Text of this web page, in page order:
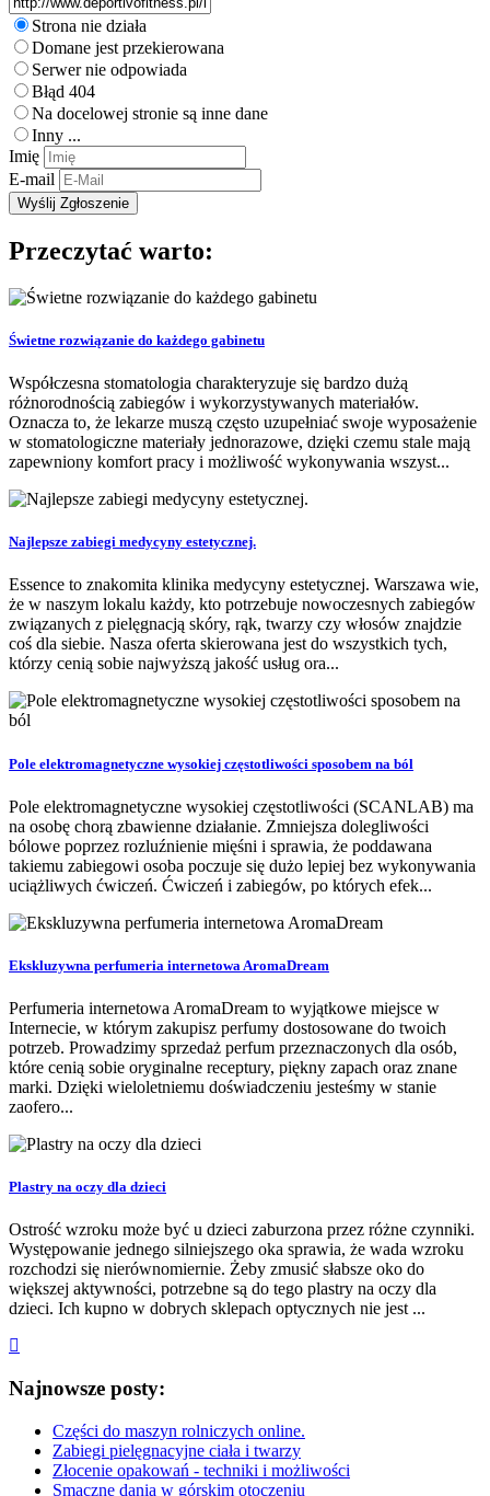
Strona nie działa
Domane jest przekierowana
Serwer nie odpowiada
Błąd 404
Na docelowej stronie są inne dane
Inny ...
Imię
E-mail
Przeczytać warto:
Świetne rozwiązanie do każdego gabinetu
Współczesna stomatologia charakteryzuje się bardzo dużą
różnorodnością zabiegów i wykorzystywanych materiałów.
Oznacza to, że lekarze muszą często uzupełniać swoje wyposażenie
w stomatologiczne materiały jednorazowe, dzięki czemu stale mają
zapewniony komfort pracy i możliwość wykonywania wszyst...
Najlepsze zabiegi medycyny estetycznej.
Essence to znakomita klinika medycyny estetycznej. Warszawa wie,
że w naszym lokalu każdy, kto potrzebuje nowoczesnych zabiegów
związanych z pielęgnacją skóry, rąk, twarzy czy włosów znajdzie
coś dla siebie. Nasza oferta skierowana jest do wszystkich tych,
którzy cenią sobie najwyższą jakość usług ora...
Pole elektromagnetyczne wysokiej częstotliwości sposobem na ból
Pole elektromagnetyczne wysokiej częstotliwości (SCANLAB) ma
na osobę chorą zbawienne działanie. Zmniejsza dolegliwości
bólowe poprzez rozluźnienie mięśni i sprawia, że poddawana
takiemu zabiegowi osoba poczuje się dużo lepiej bez wykonywania
uciążliwych ćwiczeń. Ćwiczeń i zabiegów, po których efek...
Ekskluzywna perfumeria internetowa AromaDream
Perfumeria internetowa AromaDream to wyjątkowe miejsce w
Internecie, w którym zakupisz perfumy dostosowane do twoich
potrzeb. Prowadzimy sprzedaż perfum przeznaczonych dla osób,
które cenią sobie oryginalne receptury, piękny zapach oraz znane
marki. Dzięki wieloletniemu doświadczeniu jesteśmy w stanie
zaofero...
Plastry na oczy dla dzieci
Ostrość wzroku może być u dzieci zaburzona przez różne czynniki.
Występowanie jednego silniejszego oka sprawia, że wada wzroku
rozchodzi się nierównomiernie. Żeby zmusić słabsze oko do
większej aktywności, potrzebne są do tego plastry na oczy dla
dzieci. Ich kupno w dobrych sklepach optycznych nie jest ...
Najnowsze posty:
Części do maszyn rolniczych online.
Zabiegi pielęgnacyjne ciała i twarzy
Złocenie opakowań - techniki i możliwości
Smaczne dania w górskim otoczeniu